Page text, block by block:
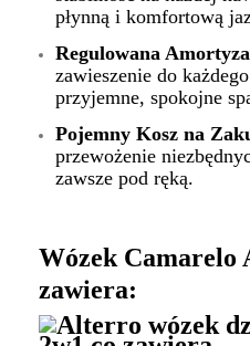
płynną i komfortową
Regulowana
zawieszenie do
przyjemne, spokojne
Pojemny Kosz na
przewożenie
zawsze pod ręką.
Wózek Camarelo
zawiera: